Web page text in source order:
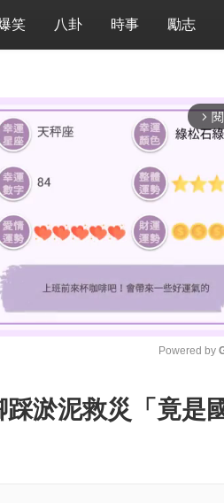
笑 八卦 時事 勵志
arrow_forward_ios
M
u
Powered by
踩淤泥救災「竟